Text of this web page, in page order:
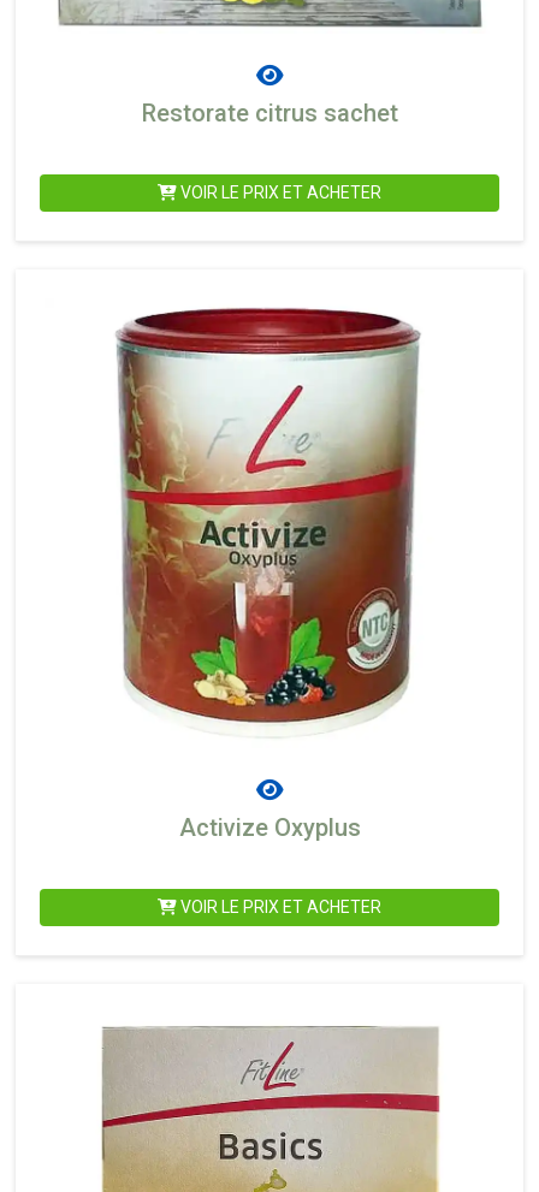
Restorate citrus sachet
VOIR LE PRIX ET ACHETER
Activize Oxyplus
VOIR LE PRIX ET ACHETER